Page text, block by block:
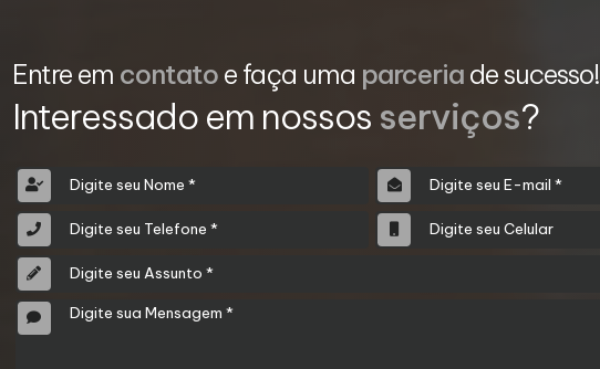
Entre em contato e faça uma parceria de sucesso!
Interessado em nossos serviços?